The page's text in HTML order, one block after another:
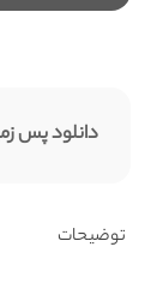
دانلود پس
توضیحات